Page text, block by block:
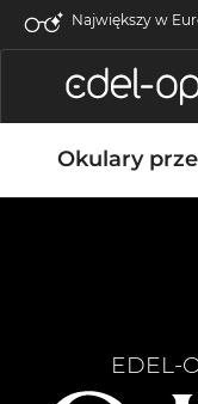
Największy w
Okulary
EDEL-